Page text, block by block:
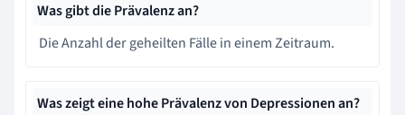
Was gibt die Prävalenz an?
Die Anzahl der geheilten Fälle in einem Zeitraum.
Was zeigt eine hohe Prävalenz von Depressionen an?